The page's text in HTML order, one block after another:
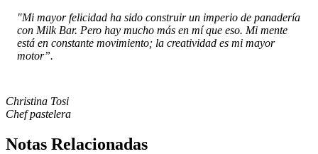
"Mi mayor felicidad ha sido construir un imperio de panadería
con Milk Bar. Pero hay mucho más en mí que eso. Mi mente
está en constante movimiento; la creatividad es mi mayor
motor”.
Christina Tosi
Chef pastelera
Notas Relacionadas